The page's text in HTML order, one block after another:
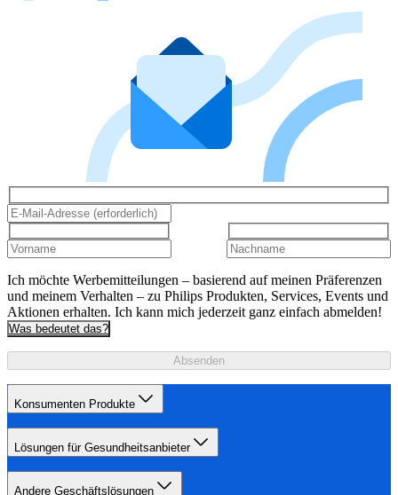
Ich möchte Werbemitteilungen – basierend auf meinen Präferenzen
und meinem Verhalten – zu Philips Produkten, Services, Events und
Aktionen erhalten. Ich kann mich jederzeit ganz einfach abmelden!
Was bedeutet das?
Absenden
Konsumenten Produkte
Lösungen für Gesundheitsanbieter
Andere Geschäftslösungen